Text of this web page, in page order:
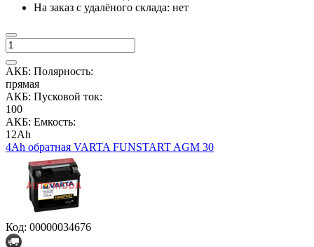
На заказ с удалёного склада: нет
АКБ: Полярность:
прямая
АКБ: Пусковой ток:
100
АКБ: Емкость:
12Ah
4Ah обратная VARTA FUNSTART AGM 30
Код: 00000034676